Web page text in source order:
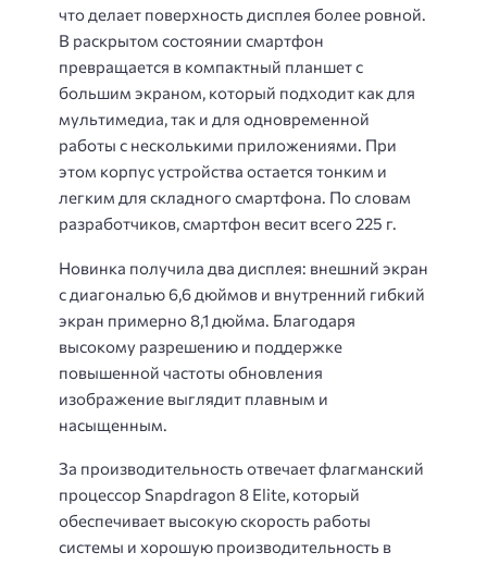
что делает поверхность дисплея более ровной.
В раскрытом состоянии смартфон
превращается в компактный планшет с
большим экраном, который подходит как для
мультимедиа, так и для одновременной
работы с несколькими приложениями. При
этом корпус устройства остается тонким и
легким для складного смартфона. По словам
разработчиков, смартфон весит всего 225 г.
Новинка получила два дисплея: внешний экран
с диагональю 6,6 дюймов и внутренний гибкий
экран примерно 8,1 дюйма. Благодаря
высокому разрешению и поддержке
повышенной частоты обновления
изображение выглядит плавным и
насыщенным.
За производительность отвечает флагманский
процессор Snapdragon 8 Elite, который
обеспечивает высокую скорость работы
системы и хорошую производительность в